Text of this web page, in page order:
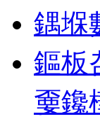
鍝堢
鏂板
嫑